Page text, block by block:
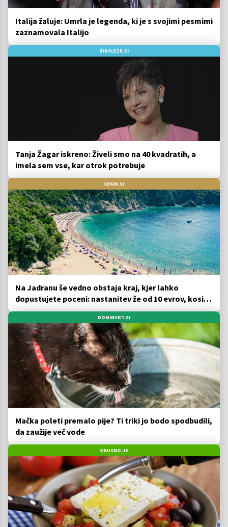
Italija žaluje: Umrla je legenda, ki je s svojimi pesmimi
zaznamovala Italijo
BIBALEZE.SI
Tanja Žagar iskreno: Živeli smo na 40 kvadratih, a
imela sem vse, kar otrok potrebuje
CEKIN.SI
Na Jadranu še vedno obstaja kraj, kjer lahko
dopustujete poceni: nastanitev že od 10 evrov, kosilo
za pet evrov
DOMINVRT.SI
Mačka poleti premalo pije? Ti triki jo bodo spodbudili,
da zaužije več vode
OKUSNO.JE